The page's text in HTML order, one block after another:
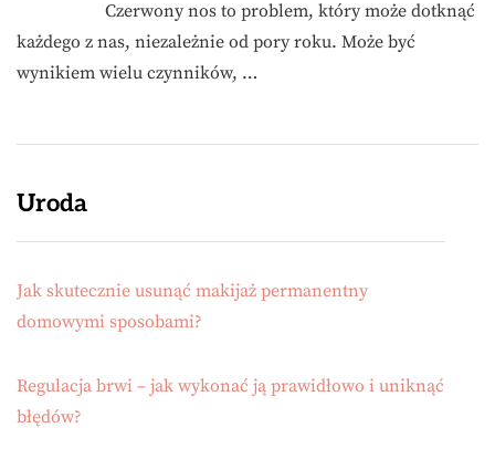
Czerwony nos to problem, który może dotknąć
każdego z nas, niezależnie od pory roku. Może być
wynikiem wielu czynników, …
Uroda
Jak skutecznie usunąć makijaż permanentny
domowymi sposobami?
Regulacja brwi – jak wykonać ją prawidłowo i uniknąć
błędów?